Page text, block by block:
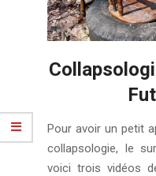
11-
16
Pour avoir un petit
collapsologie, le
voici trois vidéos